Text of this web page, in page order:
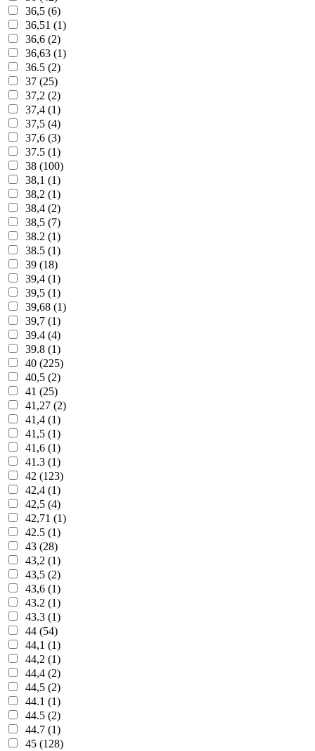
36,5 (6)
36,51 (1)
36,6 (2)
36,63 (1)
36.5 (2)
37 (25)
37,2 (2)
37,4 (1)
37,5 (4)
37,6 (3)
37.5 (1)
38 (100)
38,1 (1)
38,2 (1)
38,4 (2)
38,5 (7)
38.2 (1)
38.5 (1)
39 (18)
39,4 (1)
39,5 (1)
39,68 (1)
39,7 (1)
39.4 (4)
39.8 (1)
40 (225)
40,5 (2)
41 (25)
41,27 (2)
41,4 (1)
41,5 (1)
41,6 (1)
41.3 (1)
42 (123)
42,4 (1)
42,5 (4)
42,71 (1)
42.5 (1)
43 (28)
43,2 (1)
43,5 (2)
43,6 (1)
43.2 (1)
43.3 (1)
44 (54)
44,1 (1)
44,2 (1)
44,4 (2)
44,5 (2)
44.1 (1)
44.5 (2)
44.7 (1)
45 (128)